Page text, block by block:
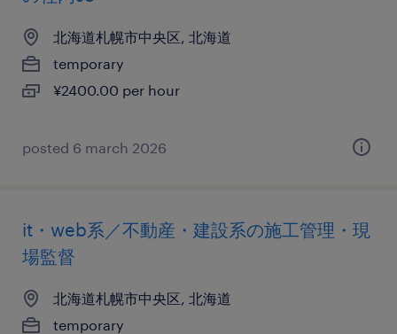
北海道札幌市中央区, 北海道
temporary
¥2400.00 per hour
posted 6 march 2026
it・web系／不動産・建設系の施工管理・現
場監督
北海道札幌市中央区, 北海道
temporary